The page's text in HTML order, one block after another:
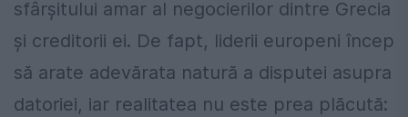
sfârșitului amar al negocierilor dintre Grecia
și creditorii ei. De fapt, liderii europeni încep
să arate adevărata natură a disputei asupra
datoriei, iar realitatea nu este prea plăcută: